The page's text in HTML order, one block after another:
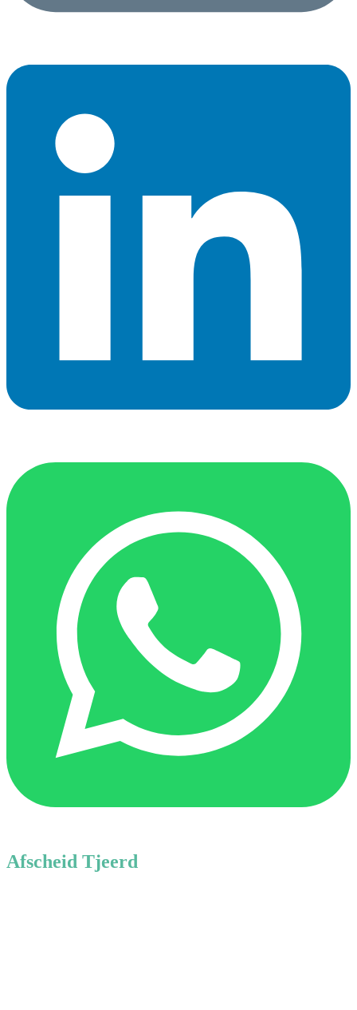
Afscheid Tjeerd